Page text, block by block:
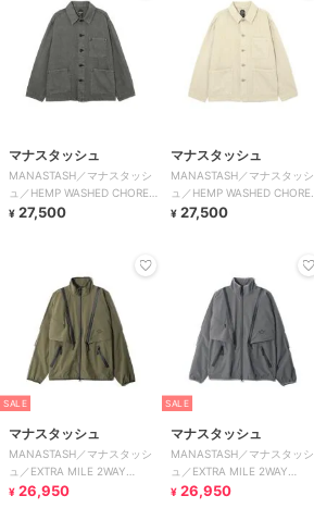
マナスタッシュ
MANASTASH／マナスタッシ
ュ／HEMP WASHED CHORE
JACKET
¥ 27,500
マナスタッシュ
MANASTASH／マナスタッシ
ュ／HEMP WASHED CHORE
JACKET
¥ 27,500
SALE
マナスタッシュ
MANASTASH／マナスタッシ
ュ／EXTRA MILE 2WAY
TRANSFORM JACKET
¥ 26,950
SALE
マナスタッシュ
MANASTASH／マナスタッシ
ュ／EXTRA MILE 2WAY
TRANSFORM JACKET
¥ 26,950